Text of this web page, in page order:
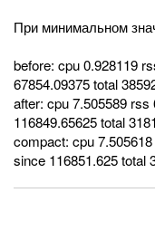
При минимальном
before: cpu 0.928119
67854.09375 total
after: cpu 7.505589
116849.65625 total
compact: cpu
since 116851.625 total